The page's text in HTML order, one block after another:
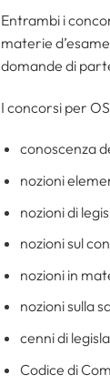
Entrambi i
materie
domande di
I concorsi per
conoscenza
nozioni
nozioni di
nozioni sul
nozioni in
nozioni sulla
cenni di
Codice di